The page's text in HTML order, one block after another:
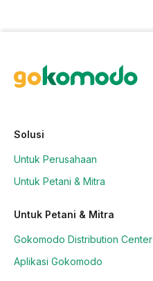
Solusi
Untuk Perusahaan
Untuk Petani & Mitra
Untuk Petani & Mitra
Gokomodo Distribution Center
Aplikasi Gokomodo